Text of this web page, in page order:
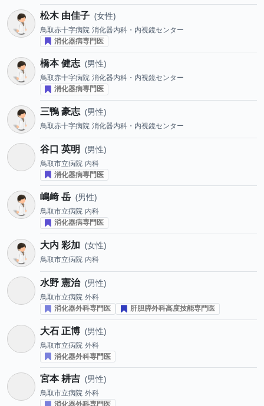
松木 由佳子 女性
鳥取赤十字病院 消化器内科・内視鏡センター
消化器病専門医
橋本 健志 男性
鳥取赤十字病院 消化器内科・内視鏡センター
消化器病専門医
三鴨 豪志 男性
鳥取赤十字病院 消化器内科・内視鏡センター
谷口 英明 男性
鳥取市立病院 内科
消化器病専門医
嶋﨑 岳 男性
鳥取市立病院 内科
消化器病専門医
大内 彩加 女性
鳥取市立病院 内科
水野 憲治 男性
鳥取市立病院 外科
消化器外科専門医
肝胆膵外科高度技能専門医
大石 正博 男性
鳥取市立病院 外科
消化器外科専門医
宮本 耕吉 男性
鳥取市立病院 外科